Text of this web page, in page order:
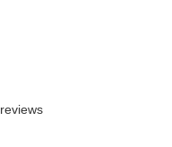
reviews